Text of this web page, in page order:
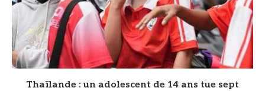
Thaïlande : un adolescent de 14 ans tue sept